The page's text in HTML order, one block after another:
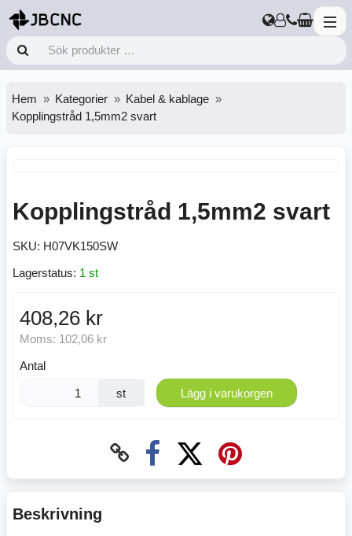
Hem Kategorier
Kabel & kablage
Kopplingstråd 1,5mm2 svart
Kopplingstråd 1,5mm2 svart
SKU: H07VK150SW
Lagerstatus: 1 st
408,26 kr
Moms: 102,06 kr
Antal
st Lägg i varukorgen
Beskrivning